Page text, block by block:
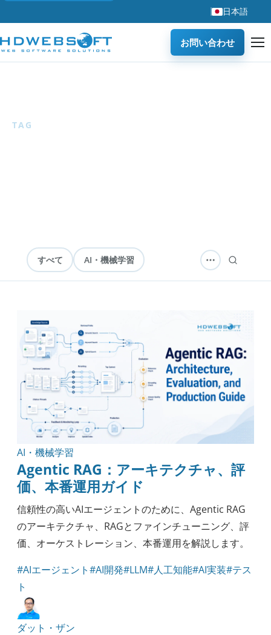
日本語
お問い合わせ
TAG
すべて AI・機械学習
ソフトウェア開発 テクノロジー
実践ガイド モバイル開発
セキュリティ エンジニアリング
ヘルスケア 方法論
ブロックチェーン
AI・機械学習
Agentic RAG：アーキテクチャ、評
価、本番運用ガイド
信頼性の高いAIエージェントのために、Agentic RAG
のアーキテクチャ、RAGとファインチューニング、評
価、オーケストレーション、本番運用を解説します。
#AIエージェント#AI開発#LLM#人工知能#AI実装#テス
ト
ダット・ザン